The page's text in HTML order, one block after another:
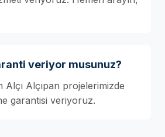
veriyor musunuz?
Alçıpan projelerimizde
garantisi veriyoruz.